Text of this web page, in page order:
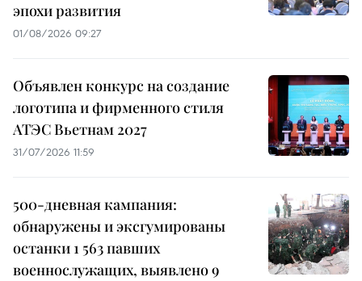
эпохи развития
01/08/2026 09:27
Объявлен конкурс на создание
логотипа и фирменного стиля
АТЭС Вьетнам 2027
31/07/2026 11:59
500-дневная кампания:
обнаружены и эксгумированы
останки 1 563 павших
военнослужащих, выявлено 9